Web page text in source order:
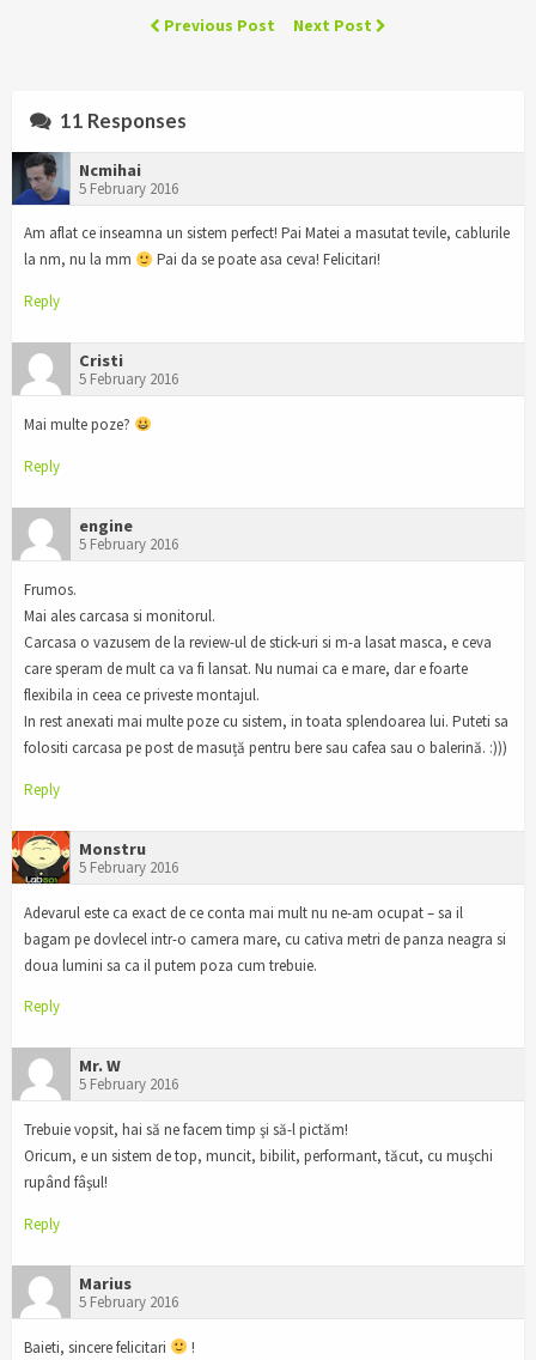
Previous Post Next Post
11 Responses
Ncmihai
5 February 2016
Am aflat ce inseamna un sistem perfect! Pai Matei a masutat tevile, cablurile
la nm, nu la mm
Pai da se poate asa ceva! Felicitari!
Reply
Cristi
5 February 2016
Mai multe poze?
Reply
engine
5 February 2016
Frumos.
Mai ales carcasa si monitorul.
Carcasa o vazusem de la review-ul de stick-uri si m-a lasat masca, e ceva
care speram de mult ca va fi lansat. Nu numai ca e mare, dar e foarte
flexibila in ceea ce priveste montajul.
In rest anexati mai multe poze cu sistem, in toata splendoarea lui. Puteti sa
folositi carcasa pe post de masuță pentru bere sau cafea sau o balerină. :)))
Reply
Monstru
5 February 2016
Adevarul este ca exact de ce conta mai mult nu ne-am ocupat – sa il
bagam pe dovlecel intr-o camera mare, cu cativa metri de panza neagra si
doua lumini sa ca il putem poza cum trebuie.
Reply
Mr. W
5 February 2016
Trebuie vopsit, hai să ne facem timp şi să-l pictăm!
Oricum, e un sistem de top, muncit, bibilit, performant, tăcut, cu muşchi
rupând fâşul!
Reply
Marius
5 February 2016
Baieti, sincere felicitari
!